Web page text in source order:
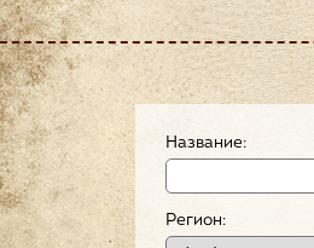
Название:
Регион: